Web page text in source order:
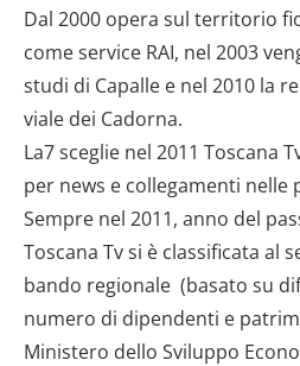
Dal 2000 opera sul territorio
come service RAI, nel 2003
studi di Capalle e nel 2010 la
viale dei Cadorna.
La7 sceglie nel 2011 Toscana
per news e collegamenti
Sempre nel 2011, anno del
Toscana Tv si è classificata al
bando regionale (basato su
numero di dipendenti e
Ministero dello Sviluppo